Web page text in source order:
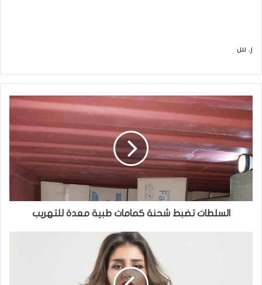
ر. س
السلطات
تضبط
شحنة
كمامات
طبية
معدة
للتهريب
السلطات تضبط شحنة كمامات طبية معدة للتهريب